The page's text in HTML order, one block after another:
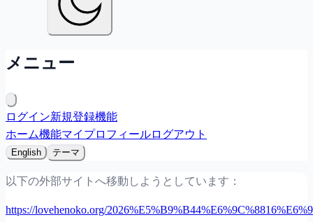
メニュー
ログイン新規登録機能
ホーム機能マイプロフィールログアウト
English テーマ
以下の外部サイトへ移動しようとしています：
https://lovehenoko.org/